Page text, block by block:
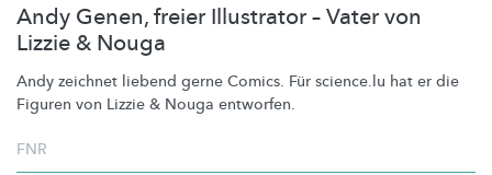
Andy Genen, freier Illustrator – Vater von
Lizzie & Nouga
Andy zeichnet liebend gerne Comics. Für science.lu hat er die
Figuren von Lizzie & Nouga entworfen.
FNR